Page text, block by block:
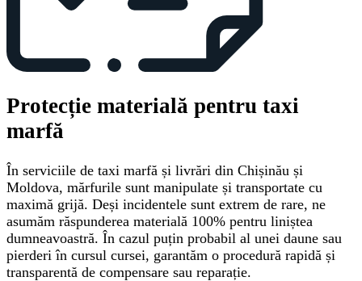
Protecție materială pentru taxi
marfă
În serviciile de taxi marfă și livrări din Chișinău și
Moldova, mărfurile sunt manipulate și transportate cu
maximă grijă. Deși incidentele sunt extrem de rare, ne
asumăm răspunderea materială 100% pentru liniștea
dumneavoastră. În cazul puțin probabil al unei daune sau
pierderi în cursul cursei, garantăm o procedură rapidă și
transparentă de compensare sau reparație.